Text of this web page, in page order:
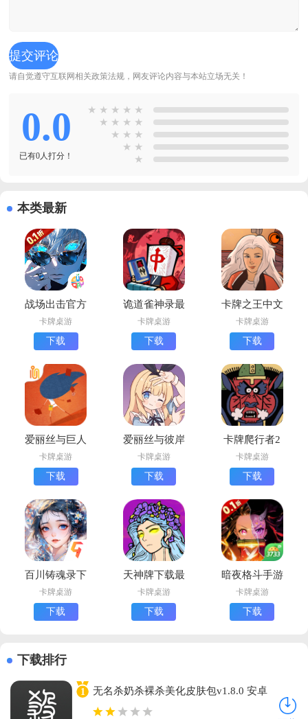
请自觉遵守互联网相关政策法规，网友评论内容与本站立场无关！
0.0
已有0人打分！
★ ★ ★ ★ ★
★ ★ ★ ★
★ ★ ★
★ ★
★
本类最新
战场出击官方
版下载
卡牌桌游
下载
诡道雀神录最
新版下载(诡
异肉鸽麻将)
卡牌桌游
下载
卡牌之王中文
版下载
(Kardboard
Kings)
卡牌桌游
下载
爱丽丝与巨人
安卓版下载
卡牌桌游
下载
爱丽丝与彼岸
游戏安卓版下
载
卡牌桌游
下载
卡牌爬行者2
安卓版下载
(卡牌大冒险
2)
卡牌桌游
下载
百川铸魂录下
载安装安卓版
卡牌桌游
下载
天神牌下载最
新版本安装
卡牌桌游
下载
暗夜格斗手游
官方下载安装
最新版本
卡牌桌游
下载
下载排行
1
无名杀奶杀裸杀美化皮肤包v1.8.0 安卓
版